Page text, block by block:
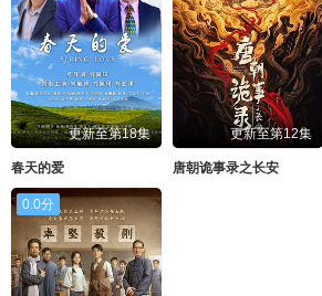
更新至第18集
春天的爱
更新至第12集
唐朝诡事录之长安
0.0分